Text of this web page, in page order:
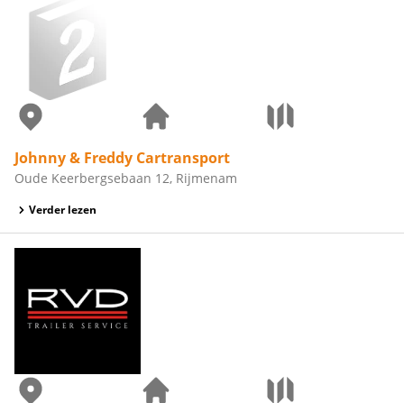
Johnny & Freddy Cartransport
Oude Keerbergsebaan 12, Rijmenam
Verder lezen